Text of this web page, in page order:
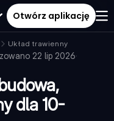
Otwórz aplikację
Układ trawienny
22 lip 2026·
dla 10-